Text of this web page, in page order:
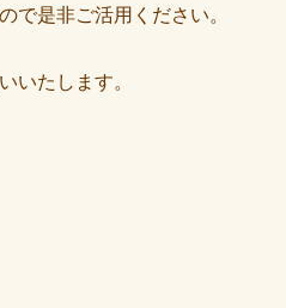
で是非ご活用ください。
いたします。